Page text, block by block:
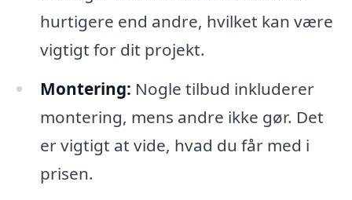
hurtigere end andre, hvilket kan være
vigtigt for dit projekt.
Montering: Nogle tilbud inkluderer
montering, mens andre ikke gør. Det
er vigtigt at vide, hvad du får med i
prisen.